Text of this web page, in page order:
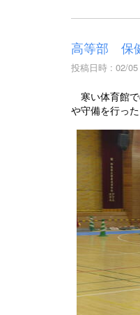
高等部 保
投稿日時 : 02/05
寒い体育館
や守備を行っ